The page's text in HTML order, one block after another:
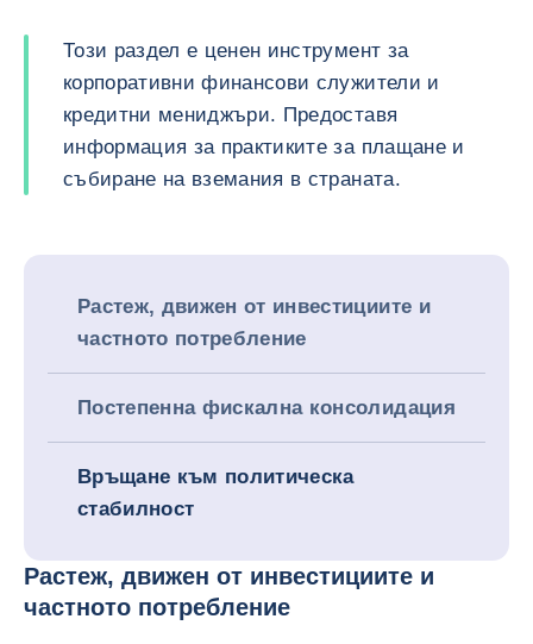
Този раздел е ценен инструмент за
корпоративни финансови служители и
кредитни мениджъри. Предоставя
информация за практиките за плащане и
събиране на вземания в страната.
Растеж, движен от инвестициите и
частното потребление
Постепенна фискална консолидация
Връщане към политическа
стабилност
Растеж, движен от инвестициите и
частното потребление